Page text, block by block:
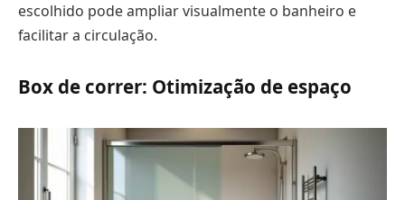
escolhido pode ampliar visualmente o banheiro e
facilitar a circulação.
Box de correr: Otimização de espaço